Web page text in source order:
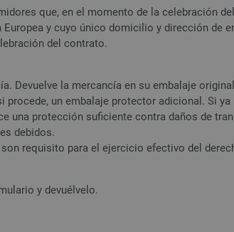
que, en el momento de la celebración
y cuyo único domicilio y dirección de
del contrato.
Devuelve la mercancía en su embalaje
un embalaje protector adicional. Si
una protección suficiente contra daños de
debidos.
requisito para el ejercicio efectivo del
y devuélvelo.